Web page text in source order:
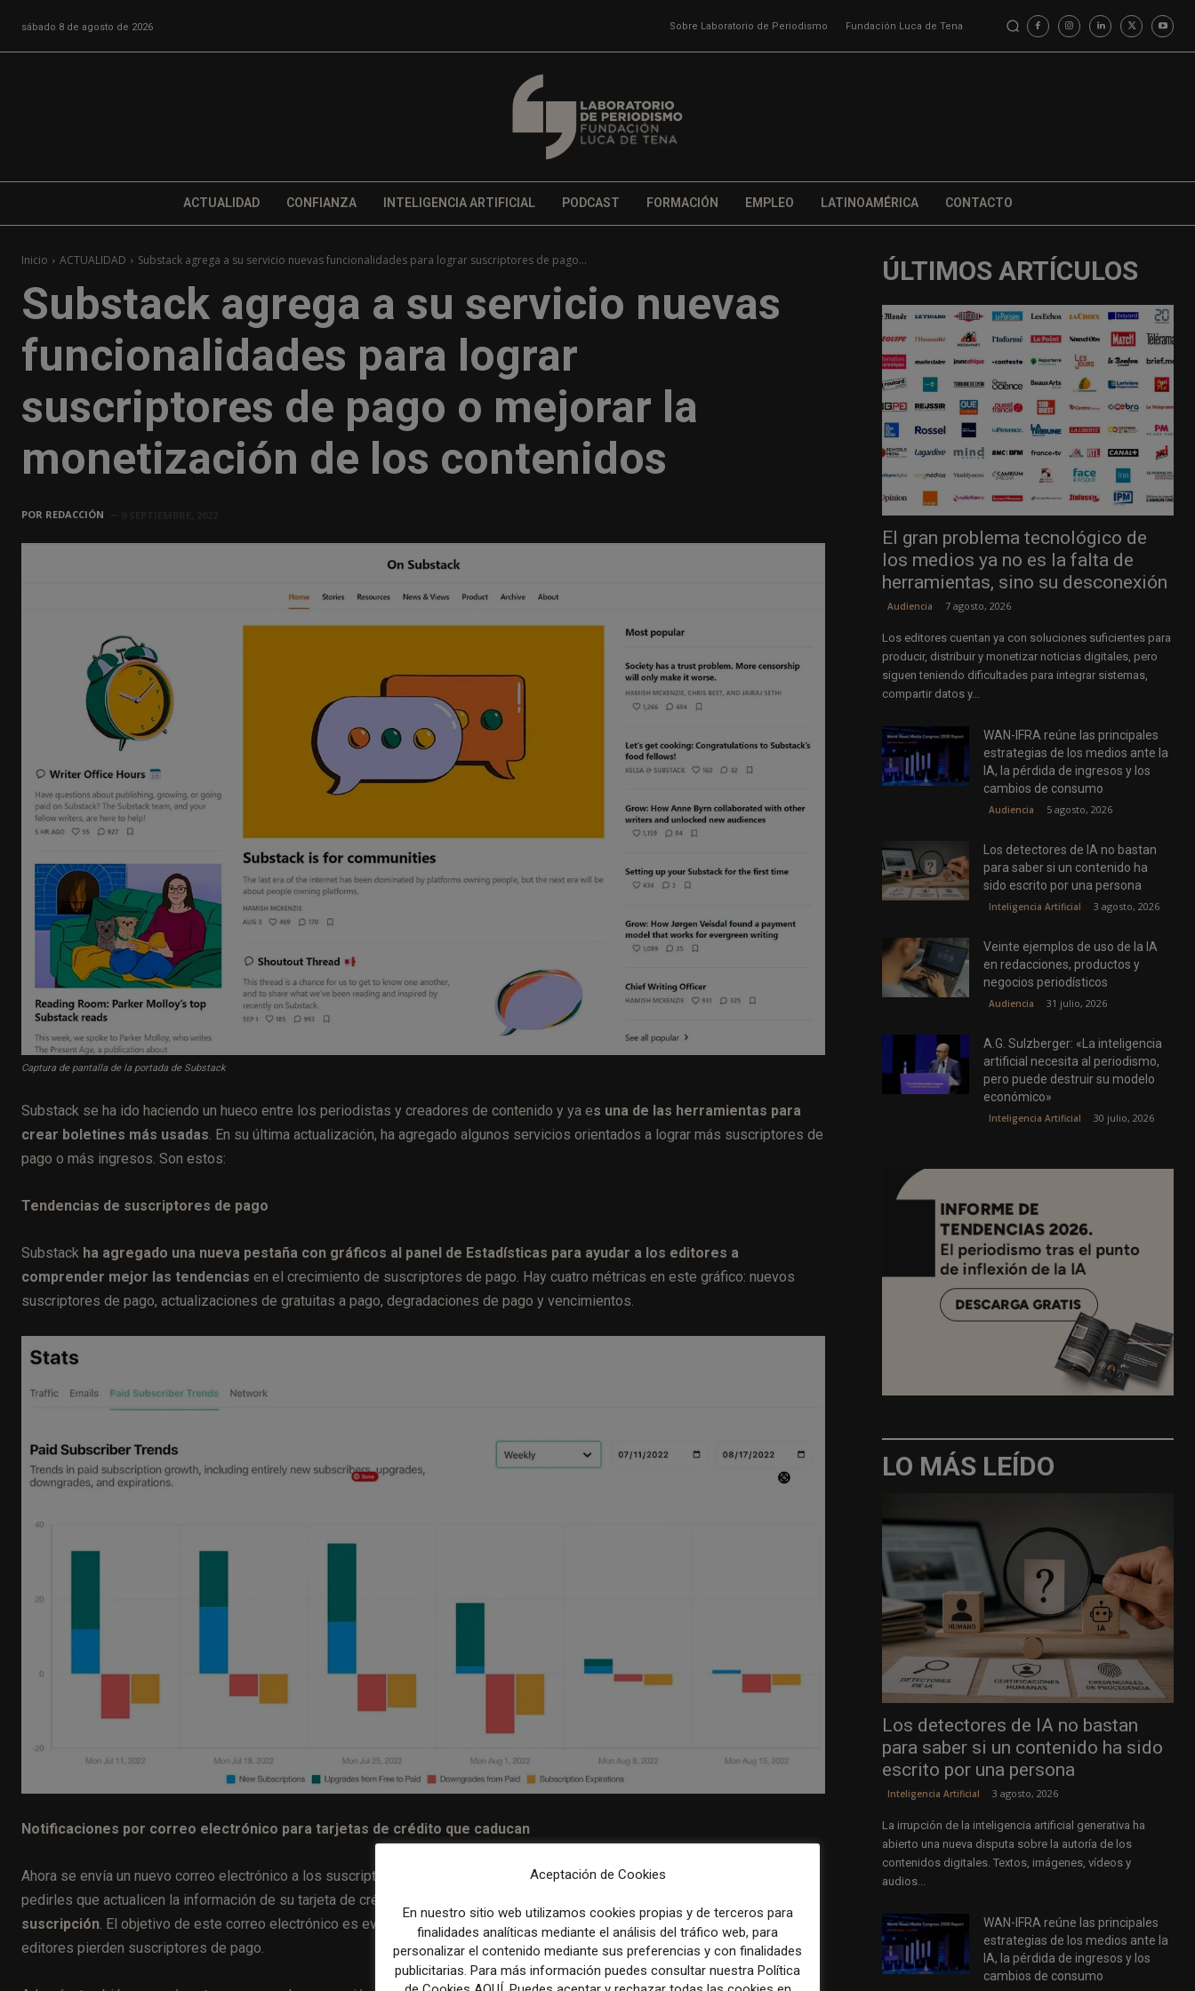
sábado 8 de agosto de 2026 Sobre Laboratorio de Periodismo Fundación Luca de Tena
ACTUALIDAD CONFIANZA INTELIGENCIA ARTIFICIAL PODCAST FORMACIÓN EMPLEO LATINOAMÉRICA CONTACTO
Inicio ACTUALIDAD Substack agrega a su servicio nuevas funcionalidades para lograr suscriptores de pago...
Substack agrega a su servicio nuevas
funcionalidades para lograr
suscriptores de pago o mejorar la
monetización de los contenidos
POR REDACCIÓN
Captura de pantalla de la portada de Substack
Substack se ha ido haciendo un hueco entre los periodistas y creadores de contenido y ya es una de las herramientas para
crear boletines más usadas . En su última actualización, ha agregado algunos servicios orientados a lograr más suscriptores de
pago o más ingresos. Son estos:
Tendencias de suscriptores de pago
Substack ha agregado una nueva pestaña con gráficos al panel de Estadísticas para ayudar a los editores a
comprender mejor las tendencias en el crecimiento de suscriptores de pago. Hay cuatro métricas en este gráfico: nuevos
suscriptores de pago, actualizaciones de gratuitas a pago, degradaciones de pago y vencimientos.
Notificaciones por correo electrónico para tarjetas de crédito que caducan
Ahora se envía un nuevo correo electrónico a los suscriptores de pago que tienen registrada una tarjeta de crédito caducada para
pedirles que actualicen la información de su tarjeta de crédito.
suscripción. El objetivo de este correo electrónico es evitar fallos en los pagos, una de las principales razones por las que los
editores pierden suscriptores de pago.
ÚLTIMOS ARTÍCULOS
El gran problema tecnológico de
los medios ya no es la falta de
herramientas, sino su desconexión
Audiencia 7 agosto, 2026
Los editores cuentan ya con soluciones suficientes para
producir, distribuir y monetizar noticias digitales, pero
siguen teniendo dificultades para integrar sistemas,
compartir datos y...
WAN-IFRA reúne las principales
estrategias de los medios ante la
IA, la pérdida de ingresos y los
cambios de consumo
Audiencia 5 agosto, 2026
Los detectores de IA no bastan
para saber si un contenido ha
sido escrito por una persona
Inteligencia Artificial 3 agosto, 2026
Veinte ejemplos de uso de la IA
en redacciones, productos y
negocios periodísticos
Audiencia 31 julio, 2026
A.G. Sulzberger: «La inteligencia
artificial necesita al periodismo,
pero puede destruir su modelo
económico»
Inteligencia Artificial 30 julio, 2026
LO MÁS LEÍDO
Los detectores de IA no bastan
para saber si un contenido ha sido
escrito por una persona
Inteligencia Artificial 3 agosto, 2026
La irrupción de la inteligencia artificial generativa ha
abierto una nueva disputa sobre la autoría de los
contenidos digitales. Textos, imágenes, vídeos y
audios...
WAN-IFRA reúne las principales
estrategias de los medios ante la
IA, la pérdida de ingresos y los
cambios de consumo
Aceptación de Cookies
En nuestro sitio web utilizamos cookies propias y de terceros para
finalidades analíticas mediante el análisis del tráfico web, para
personalizar el contenido mediante sus preferencias y con finalidades
publicitarias. Para más información puedes consultar nuestra Política